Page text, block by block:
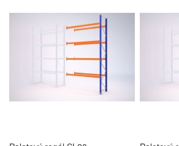
POROVNÁNÍ